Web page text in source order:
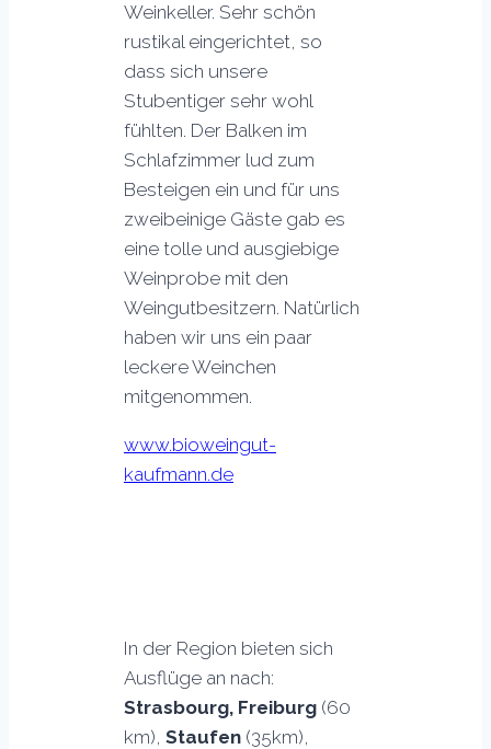
Weinkeller. Sehr schön
rustikal eingerichtet, so
dass sich unsere
Stubentiger sehr wohl
fühlten. Der Balken im
Schlafzimmer lud zum
Besteigen ein und für uns
zweibeinige Gäste gab es
eine tolle und ausgiebige
Weinprobe mit den
Weingutbesitzern. Natürlich
haben wir uns ein paar
leckere Weinchen
mitgenommen.
www.bioweingut-
kaufmann.de
In der Region bieten sich
Ausflüge an nach:
Strasbourg, Freiburg (60
km), Staufen (35km),